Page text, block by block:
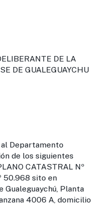
DE LA
DE GUALEGUAYCHU
al Departamento
de los siguientes
CATASTRAL Nº
50.968 sito en
Gualeguaychú, Planta
4006 A, domicilio